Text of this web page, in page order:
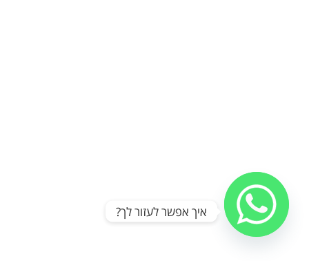
איך אפשר לעזור לך?